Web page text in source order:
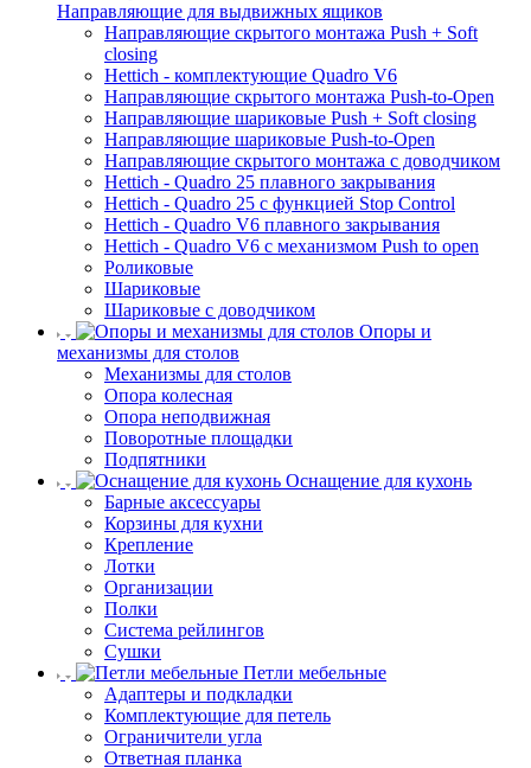
Направляющие для выдвижных ящиков
Направляющие скрытого монтажа Push + Soft
closing
Hettich - комплектующие Quadro V6
Направляющие скрытого монтажа Push-to-Open
Направляющие шариковые Push + Soft closing
Направляющие шариковые Push-to-Open
Направляющие скрытого монтажа с доводчиком
Hettich - Quadro 25 плавного закрывания
Hettich - Quadro 25 с функцией Stop Control
Hettich - Quadro V6 плавного закрывания
Hettich - Quadro V6 с механизмом Push to open
Роликовые
Шариковые
Шариковые с доводчиком
Опоры и
механизмы для столов
Механизмы для столов
Опора колесная
Опора неподвижная
Поворотные площадки
Подпятники
Оснащение для кухонь
Барные аксессуары
Корзины для кухни
Крепление
Лотки
Организации
Полки
Система рейлингов
Сушки
Петли мебельные
Адаптеры и подкладки
Комплектующие для петель
Ограничители угла
Ответная планка